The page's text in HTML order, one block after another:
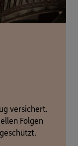
versichert.
Folgen